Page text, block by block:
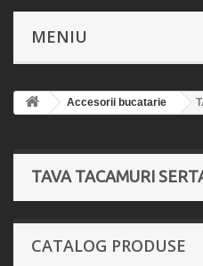
MENIU
Accesorii bucatarie
TAVA TACAMURI
CATALOG PRODUSE